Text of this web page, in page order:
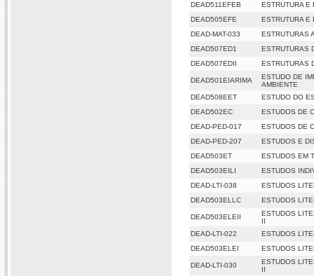
DEAD511EFEB
ESTRUTURA E
DEAD505EFE
ESTRUTURA E
DEAD-MAT-033
ESTRUTURAS
DEAD507ED1
ESTRUTURAS
DEAD507EDII
ESTRUTURAS
DEAD501EIARIMA
ESTUDO DE
AMBIENTE
DEAD508EET
ESTUDO DO
DEAD502EC
ESTUDOS DE
DEAD-PED-017
ESTUDOS DE
DEAD-PED-207
ESTUDOS E
DEAD503ET
ESTUDOS EM
DEAD503EILI
ESTUDOS
DEAD-LTI-038
ESTUDOS
DEAD503ELLC
ESTUDOS
DEAD503ELEII
ESTUDOS
II
DEAD-LTI-022
ESTUDOS
DEAD503ELEI
ESTUDOS
DEAD-LTI-030
ESTUDOS
II